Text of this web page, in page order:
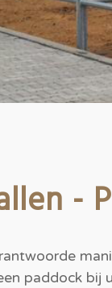
-
paddock bij